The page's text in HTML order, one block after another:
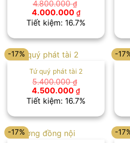
4.800.000₫
Giá
gốc
là:
4.000.000 ₫Giá
hiện
tại
4.000.000 ₫.
Tiết kiệm: 16.7%
-17%
Tứ quý phát tài 2
5.400.000₫
Giá
gốc
là:
4.500.000 ₫Giá
hiện
tại
4.500.000 ₫.
Tiết kiệm: 16.7%
-
-17% -